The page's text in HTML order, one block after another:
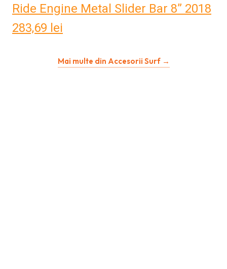
Ride Engine Metal Slider Bar 8” 2018
283,69 lei
Mai multe din Accesorii Surf →